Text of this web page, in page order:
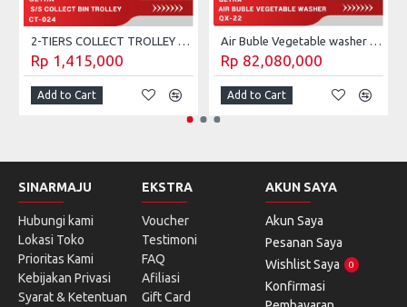
2-TIERS COLLECT TROLLEY GETRA CT-023
Rp 1,415,000
Add to Cart
Air Buble Vegetable washer Getra QX-22
Rp 82,080,000
Add to Cart
SINARMAJU
Hubungi kami
Lokasi Toko
Prioritas Kami
Kebijakan Privasi
Syarat & Ketentuan
EKSTRA
Voucher
Testimoni
FAQ
Afiliasi
Gift Card
AKUN SAYA
Akun Saya
Pesanan Saya
Wishlist Saya
0
Konfirmasi